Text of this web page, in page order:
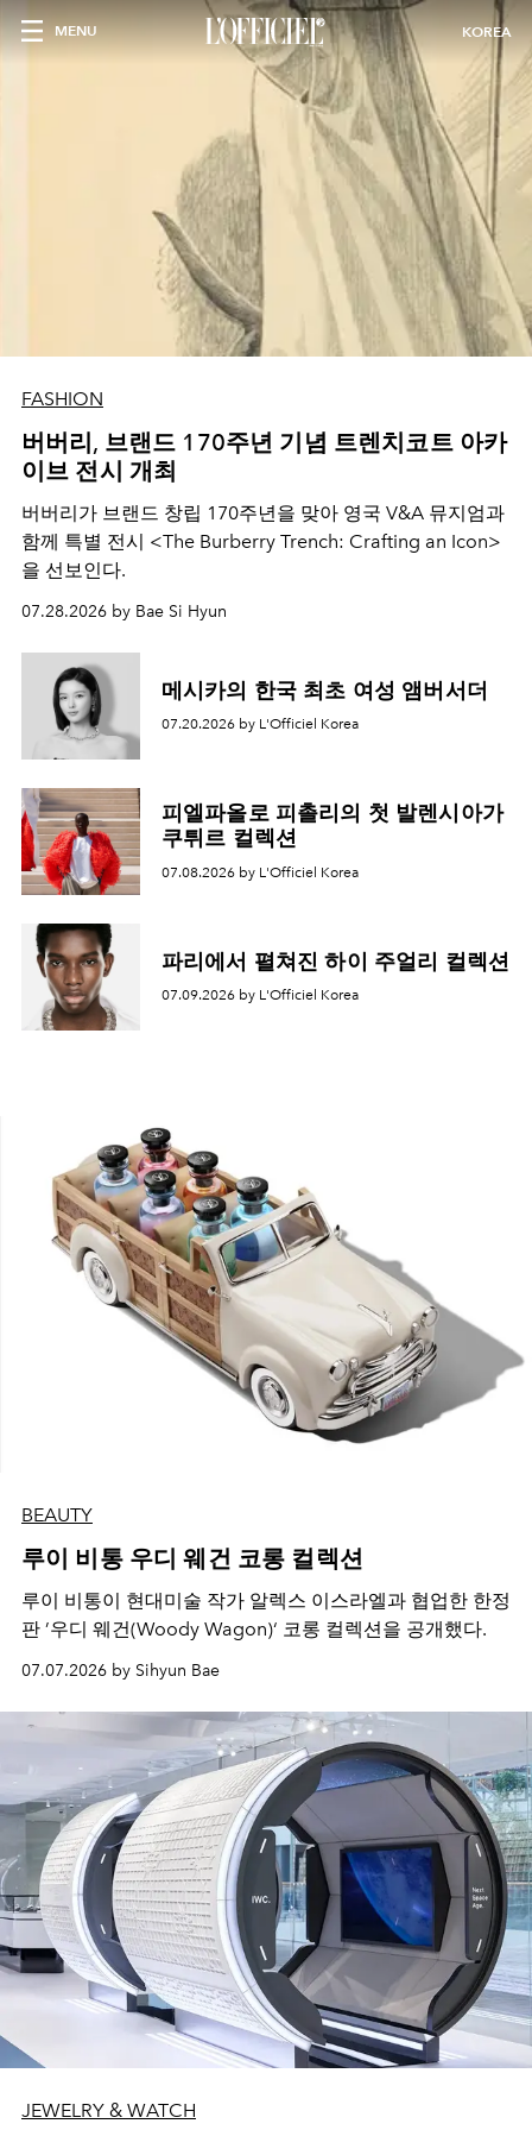
MENU KOREA
FASHION
버버리, 브랜드 170주년 기념 트렌치코트 아카
이브 전시 개최
버버리가 브랜드 창립 170주년을 맞아 영국 V&A 뮤지엄과
함께 특별 전시 <The Burberry Trench: Crafting an Icon>
을 선보인다.
07.28.2026 by Bae Si Hyun
메시카의 한국 최초 여성 앰버서더
07.20.2026 by L'Officiel Korea
피엘파올로 피촐리의 첫 발렌시아가
쿠튀르 컬렉션
07.08.2026 by L'Officiel Korea
파리에서 펼쳐진 하이 주얼리 컬렉션
07.09.2026 by L'Officiel Korea
BEAUTY
루이 비통 우디 웨건 코롱 컬렉션
루이 비통이 현대미술 작가 알렉스 이스라엘과 협업한 한정
판 ’우디 웨건(Woody Wagon)‘ 코롱 컬렉션을 공개했다.
07.07.2026 by Sihyun Bae
JEWELRY & WATCH